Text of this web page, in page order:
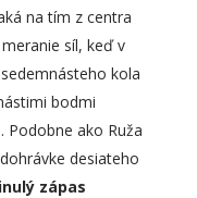
na tím z centra
síl, keď v
kola
bodmi
Podobne ako Ruža
desiateho
zápas